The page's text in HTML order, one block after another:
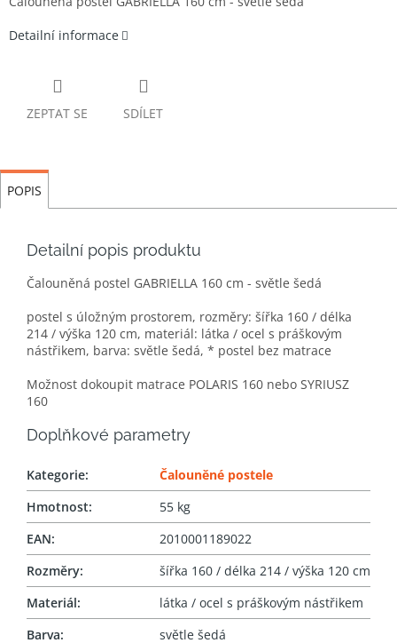
Detailní informace
ZEPTAT SE SDÍLET
POPIS
Detailní popis produktu
Čalouněná postel GABRIELLA 160 cm - světle šedá
postel s úložným prostorem, rozměry: šířka 160 / délka
214 / výška 120 cm, materiál: látka / ocel s práškovým
nástřikem, barva: světle šedá, * postel bez matrace
Možnost dokoupit matrace POLARIS 160 nebo SYRIUSZ
160
Doplňkové parametry
Kategorie:
Čalouněné postele
Hmotnost:
55 kg
EAN:
2010001189022
Rozměry:
šířka 160 / délka 214 / výška 120 cm
Materiál:
látka / ocel s práškovým nástřikem
Barva:
světle šedá